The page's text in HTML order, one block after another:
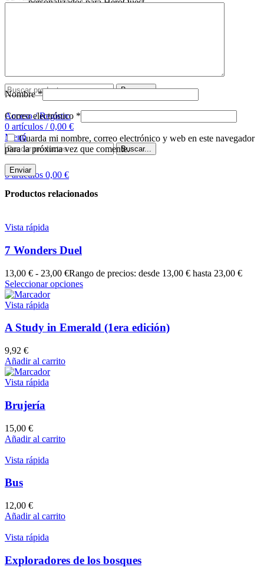
personalizados para HeroQuest.
Buscar...
Acceso / Registro
0 artículos / 0,00 €
Menú
Buscar...
0artículos 0,00 €
Nombre*
Correo electrónico *
Guarda mi nombre, correo electrónico y web en este navegador
para la próxima vez que comente.
Productos relacionados
Vista rápida
7 Wonders Duel
13,00 € - 23,00 €Rango de precios: desde 13,00 € hasta 23,00 €
Seleccionar opciones
Vista rápida
A Study in Emerald (1era edición)
9,92 €
Añadir al carrito
Vista rápida
Brujería
15,00 €
Añadir al carrito
Vista rápida
Bus
12,00 €
Añadir al carrito
Vista rápida
Exploradores de los bosques